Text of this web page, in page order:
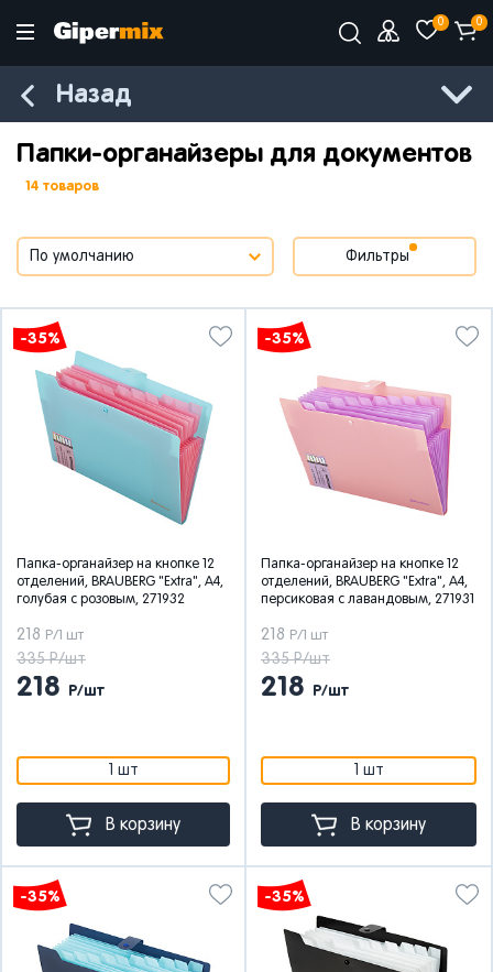
0 0
Назад
Папки-органайзеры для документов
14 товаров
Фильтры
-35%
Папка-органайзер на кнопке 12
отделений, BRAUBERG "Extra", А4,
голубая с розовым, 271932
218 Р/1 шт
335 Р/шт
218 Р/шт
1 шт
В корзину
-35%
Папка-органайзер на кнопке 12
отделений, BRAUBERG "Extra", А4,
персиковая с лавандовым, 271931
218 Р/1 шт
335 Р/шт
218 Р/шт
1 шт
В корзину
-35% -35%